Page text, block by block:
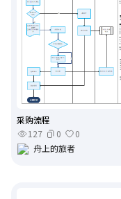
采购流程
127
0
0
舟上的旅者